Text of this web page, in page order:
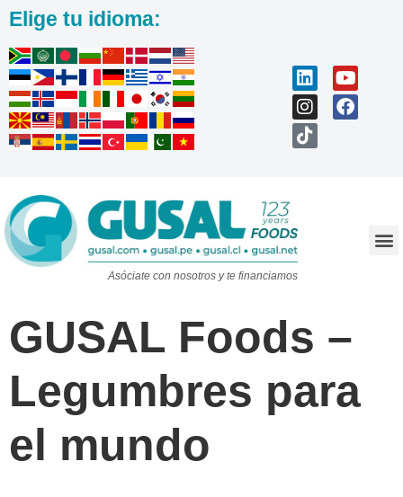
Elige tu idioma:
Asóciate con nosotros y te financiamos
GUSAL Foods –
Legumbres para
el mundo